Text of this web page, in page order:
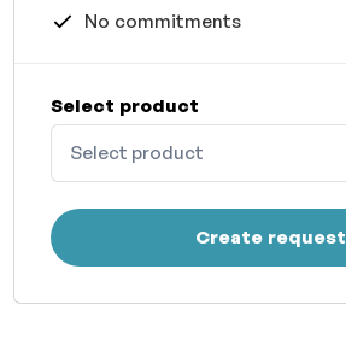
No commitments
Select product
Select product
Create request